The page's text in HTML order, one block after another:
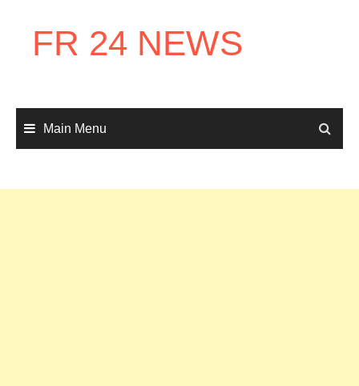
contentFR 24 NEWS
Main Menu